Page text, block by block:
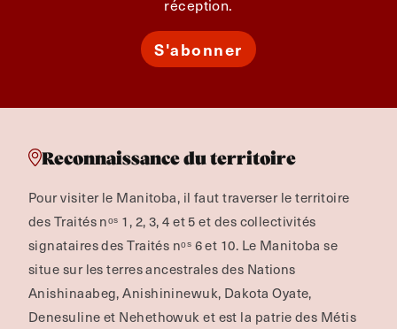
S'abonner
Reconnaissance du territoire
Pour visiter le Manitoba, il faut traverser le territoire
des Traités nᵒˢ 1, 2, 3, 4 et 5 et des collectivités
signataires des Traités nᵒˢ 6 et 10. Le Manitoba se
situe sur les terres ancestrales des Nations
Anishinaabeg, Anishininewuk, Dakota Oyate,
Denesuline et Nehethowuk et est la patrie des Métis